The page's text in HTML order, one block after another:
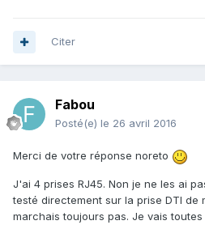
Citer
Fabou
Posté(e) le 26 avril 2016
Merci de votre réponse noreto
J'ai 4 prises RJ45. Non je ne les ai
testé directement sur la prise DTI de
marchais toujours pas. Je vais